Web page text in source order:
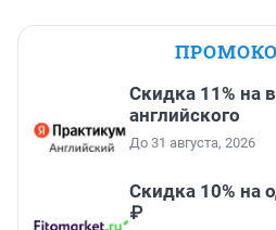
Скидка 11% на
английского
До 31 августа, 2026
Скидка 10% на
₽